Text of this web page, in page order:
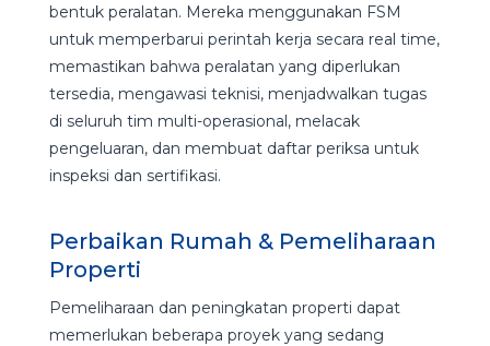
bentuk peralatan. Mereka menggunakan FSM
untuk memperbarui perintah kerja secara real time,
memastikan bahwa peralatan yang diperlukan
tersedia, mengawasi teknisi, menjadwalkan tugas
di seluruh tim multi-operasional, melacak
pengeluaran, dan membuat daftar periksa untuk
inspeksi dan sertifikasi.
Perbaikan Rumah & Pemeliharaan
Properti
Pemeliharaan dan peningkatan properti dapat
memerlukan beberapa proyek yang sedang